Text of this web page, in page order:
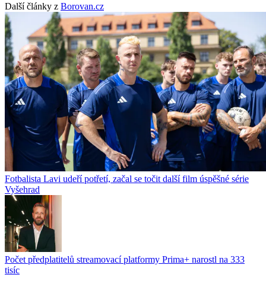
Další články z Borovan.cz
Fotbalista Lavi udeří potřetí, začal se točit další film úspěšné série
Vyšehrad
Počet předplatitelů streamovací platformy Prima+ narostl na 333
tisíc